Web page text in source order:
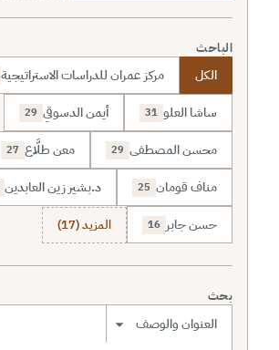
الباحث
الكل مركز عمران للدراسات الاستراتيجية
ساشا العلو 31 أيمن الدسوقي 29
محسن المصطفى 29 معن طلَّاع 27
مناف قومان 25 د.بشير زين العابدين
حسن جابر 16 المزيد (17)
بحث